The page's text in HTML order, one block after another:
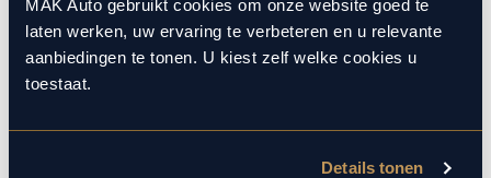
MAK Auto gebruikt cookies om onze website goed te
laten werken, uw ervaring te verbeteren en u relevante
aanbiedingen te tonen. U kiest zelf welke cookies u
toestaat.
Details tonen
verzorgen het onderhoud op hetzelfde niveau als een
merkdealer, met behoud van de fabrieksgarantie. Kom
gerust langs in onze werkplaats voor een APK of een